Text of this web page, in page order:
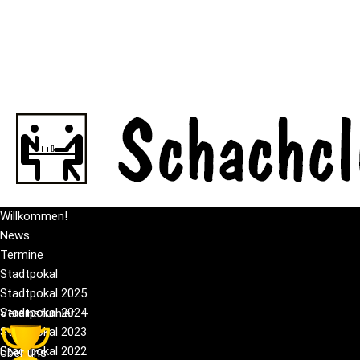
Willkommen!
News
Termine
Stadtpokal
Stadtpokal 2025
Stadtpokal 2024
Stadtpokal 2023
Stadtpokal 2022
Vereinsturnier
Über uns